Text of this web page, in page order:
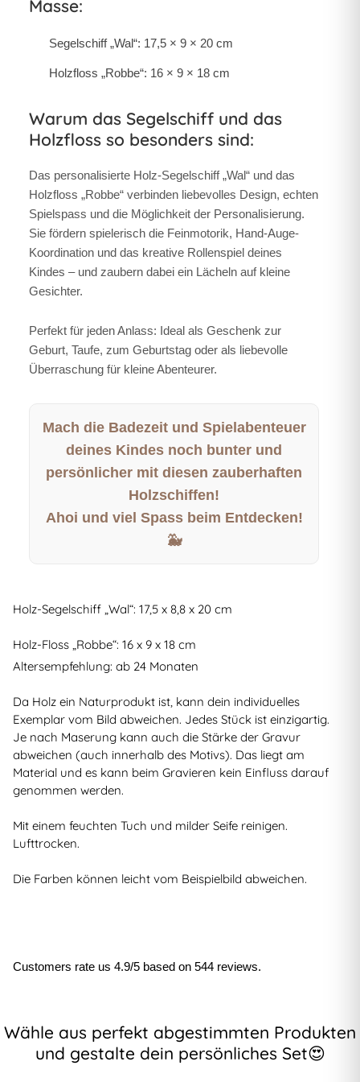
Masse:
Segelschiff „Wal“: 17,5 × 9 × 20 cm
Holzfloss „Robbe“: 16 × 9 × 18 cm
Warum das Segelschiff und das
Holzfloss so besonders sind:
Das personalisierte Holz-Segelschiff „Wal“ und das
Holzfloss „Robbe“ verbinden liebevolles Design, echten
Spielspass und die Möglichkeit der Personalisierung.
Sie fördern spielerisch die Feinmotorik, Hand-Auge-
Koordination und das kreative Rollenspiel deines
Kindes – und zaubern dabei ein Lächeln auf kleine
Gesichter.
Perfekt für jeden Anlass: Ideal als Geschenk zur
Geburt, Taufe, zum Geburtstag oder als liebevolle
Überraschung für kleine Abenteurer.
Mach die Badezeit und Spielabenteuer
deines Kindes noch bunter und
persönlicher mit diesen zauberhaften
Holzschiffen!
Ahoi und viel Spass beim Entdecken!
🐳
Holz-Segelschiff „Wal“: 17,5 x 8,8 x 20 cm
Holz-Floss „Robbe“: 16 x 9 x 18 cm
Altersempfehlung: ab 24 Monaten
Da Holz ein Naturprodukt ist, kann dein individuelles
Exemplar vom Bild abweichen. Jedes Stück ist einzigartig.
Je nach Maserung kann auch die Stärke der Gravur
abweichen (auch innerhalb des Motivs). Das liegt am
Material und es kann beim Gravieren kein Einfluss darauf
genommen werden.
Mit einem feuchten Tuch und milder Seife reinigen.
Lufttrocken.
Die Farben können leicht vom Beispielbild abweichen.
Customers rate us 4.9/5 based on 544 reviews.
Wähle aus perfekt abgestimmten Produkten
und gestalte dein persönliches Set😍